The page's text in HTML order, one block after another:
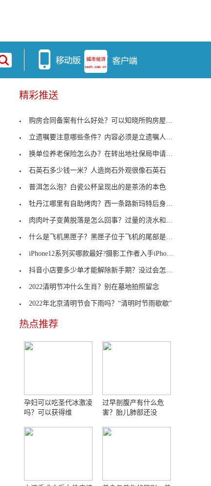
精彩推送
购房合同备案有什么好处？可以知晓所购房屋手续是否
立遗嘱要注意哪些条件？内容必须是立遗嘱人的真实意
换单位养老保险怎么办？在转出地社保局申请开具凭证
石英石多少钱一米？人造岗石外观很像石英石
普洱怎么泡？白瓷公杯呈现出的是茶汤的本色
牡丹江哪里有自助烤肉？西一条路新玛特后身高丽雅烤
肉肉叶子变黄脱落是怎么回事？过量的浇水和施肥
什么是飞机黑匣子？黑匣子位于飞机的尾部是什么原理
iPhone12系列买哪款最好?摄影工作者入手iPhone 12 Pro Max
抖音小店要多少单才能解除新手期？没过会怎样？
2022清明节冲什么生肖？别在墓地拍照留念
2022年北京清明节会下雨吗？“清明时节雨歇歇”
热点推荐
孕妇可以吃圣代冰激凌
吗？可以获得维
过早剖腹产有什么危
害？胎儿肺部还没